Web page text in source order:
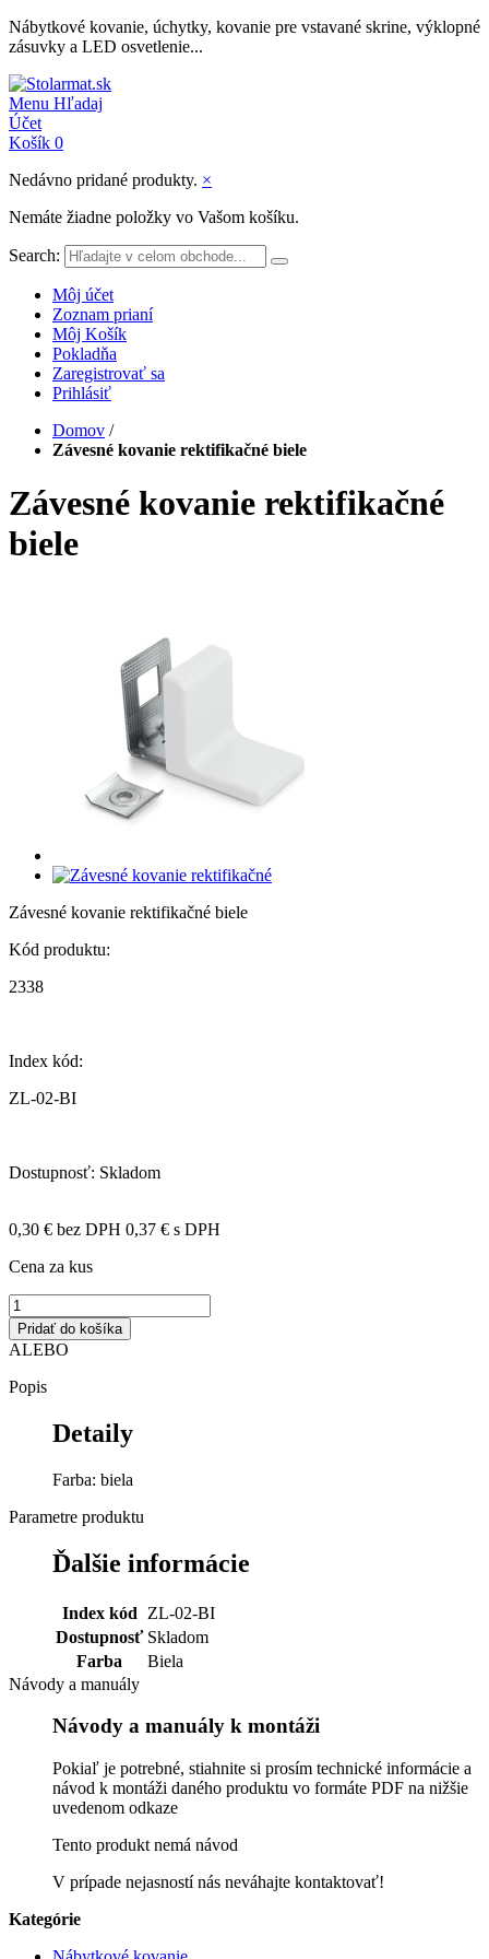
Nábytkové kovanie, úchytky, kovanie pre vstavané skrine, výklopné
zásuvky a LED osvetlenie...
Menu Hľadaj
Účet
Košík 0
Nedávno pridané produkty. ×
Nemáte žiadne položky vo Vašom košíku.
Search:
Môj účet
Zoznam prianí
Môj Košík
Pokladňa
Zaregistrovať sa
Prihlásiť
Domov /
Závesné kovanie rektifikačné biele
Závesné kovanie rektifikačné
biele
Závesné kovanie rektifikačné biele
Kód produktu:
2338
Index kód:
ZL-02-BI
Dostupnosť: Skladom
0,30 € bez DPH 0,37 € s DPH
Cena za kus
Pridať do košíka
ALEBO
Popis
Detaily
Farba: biela
Parametre produktu
Ďalšie informácie
Index kód
ZL-02-BI
Dostupnosť Skladom
Farba
Biela
Návody a manuály
Návody a manuály k montáži
Pokiaľ je potrebné, stiahnite si prosím technické informácie a
návod k montáži daného produktu vo formáte PDF na nižšie
uvedenom odkaze
Tento produkt nemá návod
V prípade nejasností nás neváhajte kontaktovať!
Kategórie